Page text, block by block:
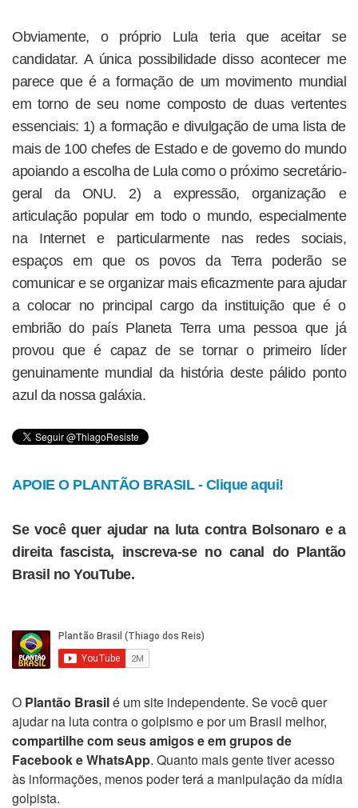
Obviamente, o próprio Lula teria que aceitar se
candidatar. A única possibilidade disso acontecer me
parece que é a formação de um movimento mundial
em torno de seu nome composto de duas vertentes
essenciais: 1) a formação e divulgação de uma lista de
mais de 100 chefes de Estado e de governo do mundo
apoiando a escolha de Lula como o próximo secretário-
geral da ONU. 2) a expressão, organização e
articulação popular em todo o mundo, especialmente
na Internet e particularmente nas redes sociais,
espaços em que os povos da Terra poderão se
comunicar e se organizar mais eficazmente para ajudar
a colocar no principal cargo da instituição que é o
embrião do país Planeta Terra uma pessoa que já
provou que é capaz de se tornar o primeiro líder
genuinamente mundial da história deste pálido ponto
azul da nossa galáxia.
APOIE O PLANTÃO BRASIL - Clique aqui!
Se você quer ajudar na luta contra Bolsonaro e a
direita fascista, inscreva-se no canal do Plantão
Brasil no YouTube.
O Plantão Brasilé um site independente. Se você quer
ajudar na luta contra o golpismo e por um Brasil melhor,
compartilhe com seus amigos e em grupos de
Facebook e WhatsApp. Quanto mais gente tiver acesso
às informações, menos poder terá a manipulação da mídia
golpista.